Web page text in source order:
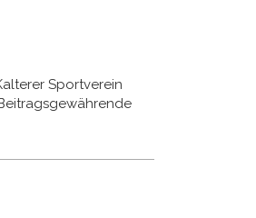
Sportverein